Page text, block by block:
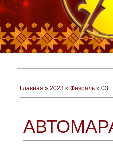
Главная »2023 » Февраль » 03